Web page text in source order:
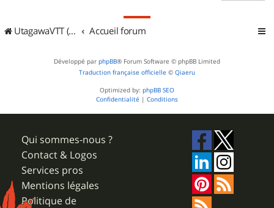
UtagawaVTT (Randos VTT et VTTAE avec traces GPS) Accueil forum
Développé par phpBB® Forum Software © phpBB Limited
Traduction française officielle © Qiaeru
Optimized by: phpBB SEO
Confidentialité | Conditions
Qui sommes-nous ?
Contact & Logos
Services pros
Mentions légales
Politique de